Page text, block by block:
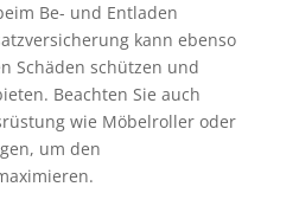
Be- und Entladen
kann ebenso
Schäden schützen und
Beachten Sie auch
wie Möbelroller oder
um den